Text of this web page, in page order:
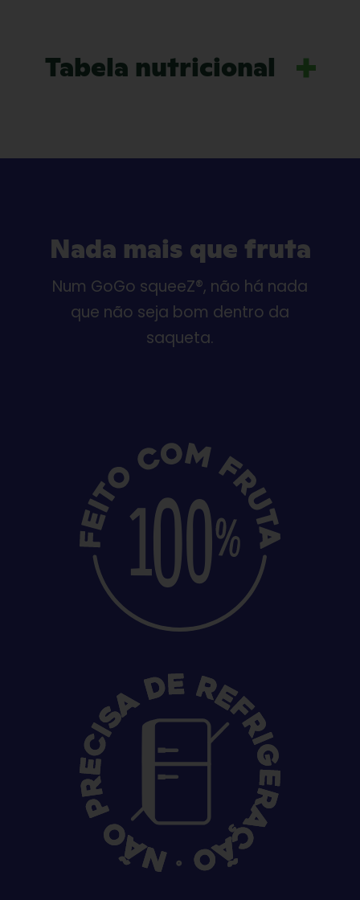
Tabela nutricional
Nada mais que fruta
Num GoGo squeeZ®, não há nada
que não seja bom dentro da
saqueta.